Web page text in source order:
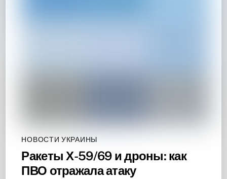
НОВОСТИ УКРАИНЫ
Ракеты Х-59/69 и дроны: как
ПВО отражала атаку